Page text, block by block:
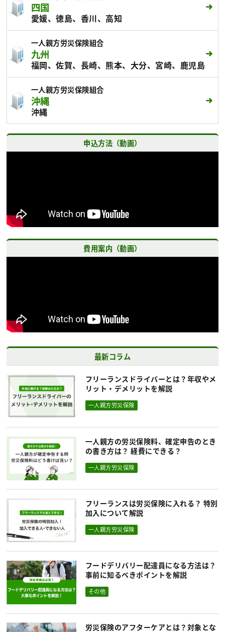
四国
愛媛、徳島、香川、高知
一人親方労災保険組合
九州
福岡、佐賀、長崎、熊本、大分、宮崎、鹿児島
一人親方労災保険組合
沖縄
沖縄
申込方法（動画）
費用案内（動画）
最新コラム
フリーランスドライバーとは？年収やメ
リット・デメリットを解説
一人親方労災保険
一人親方の労災保険料、確定申告のとき
の書き方は？ 経費にできる？
一人親方労災保険
フリーランスは労災保険に入れる？ 特別
加入について解説
一人親方労災保険
フードデリバリー配達員になる方法は？
事前に知るべきポイントを解説
その他
労災保険のアフターケアとは？対象とな